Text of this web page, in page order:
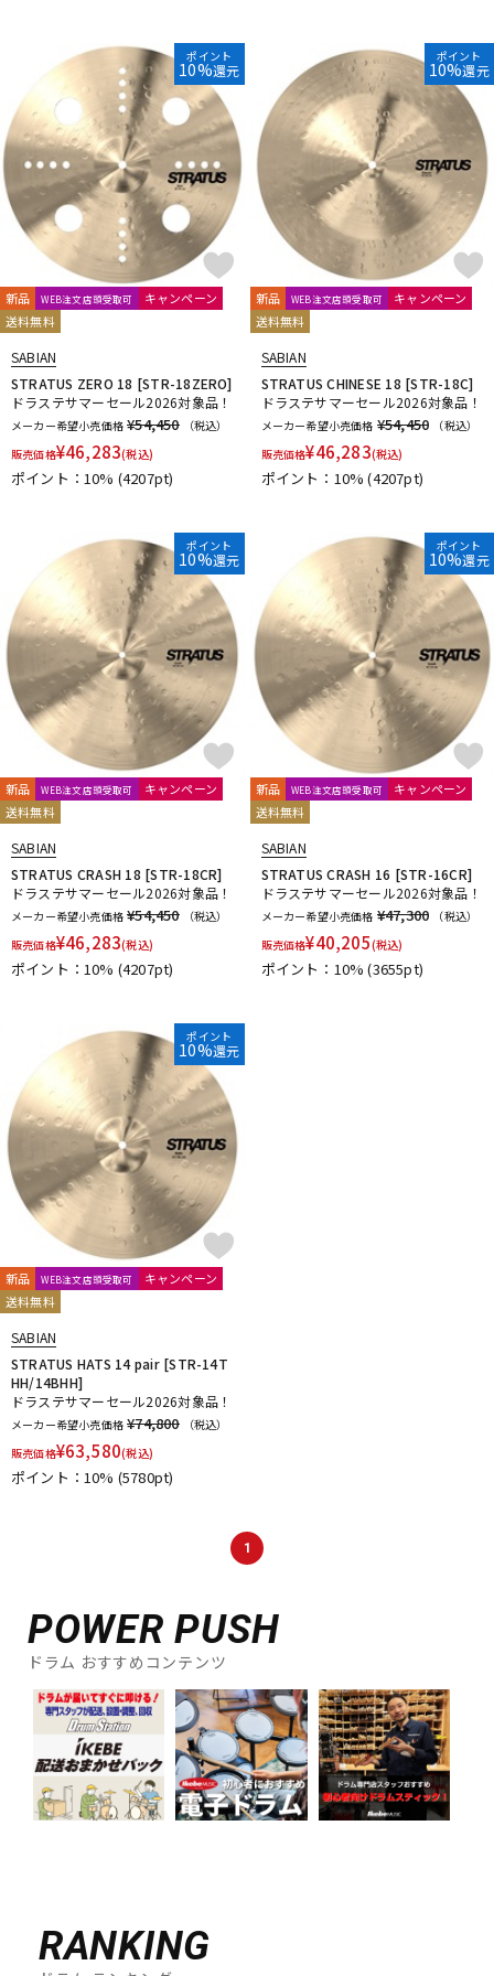
ポイント
10%還元
新品 WEB注文店頭受取可
キャンペーン
送料無料
SABIAN
STRATUS ZERO 18 [STR-18ZERO]
ドラステサマーセール2026対象品！
メーカー希望小売価格 ¥54,450
（税込）
販売価格¥46,283(税込)
ポイント：10% (4207pt)
ポイント
10%還元
新品 WEB注文店頭受取可
キャンペーン
送料無料
SABIAN
STRATUS CHINESE 18 [STR-18C]
ドラステサマーセール2026対象品！
メーカー希望小売価格 ¥54,450
（税込）
販売価格¥46,283(税込)
ポイント：10%(4207pt)
ポイント
10%還元
新品 WEB注文店頭受取可
キャンペーン
送料無料
SABIAN
STRATUS CRASH 18 [STR-18CR]
ドラステサマーセール2026対象品！
メーカー希望小売価格 ¥54,450
（税込）
販売価格¥46,283(税込)
ポイント：10% (4207pt)
ポイント
10%還元
新品 WEB注文店頭受取可
キャンペーン
送料無料
SABIAN
STRATUS CRASH 16 [STR-16CR]
ドラステサマーセール2026対象品！
メーカー希望小売価格 ¥47,300
（税込）
販売価格¥40,205(税込)
ポイント：10%(3655pt)
ポイント
10%還元
新品 WEB注文店頭受取可
キャンペーン
送料無料
SABIAN
STRATUS HATS 14 pair [STR-14T
HH/14BHH]
ドラステサマーセール2026対象品！
メーカー希望小売価格 ¥74,800
（税込）
販売価格¥63,580(税込)
ポイント：10% (5780pt)
1
POWER PUSH
ドラム おすすめコンテンツ
RANKING